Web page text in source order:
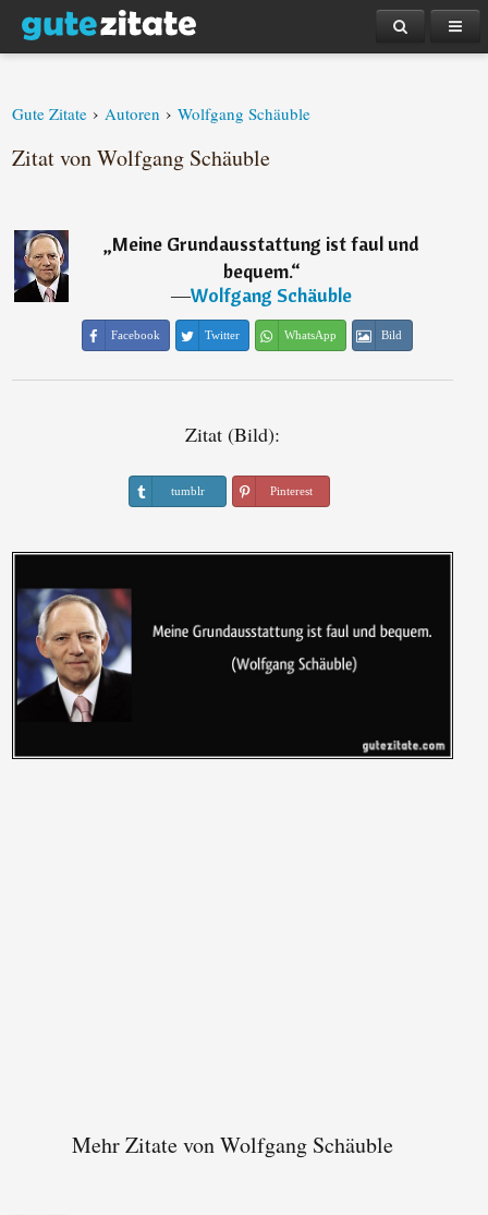
Gute Zitate › Autoren › Wolfgang Schäuble
Zitat von Wolfgang Schäuble
„Meine Grundausstattung ist faul und
bequem.“
―Wolfgang Schäuble
Facebook Twitter WhatsApp Bild
Zitat (Bild):
tumblr Pinterest
Mehr Zitate von Wolfgang Schäuble